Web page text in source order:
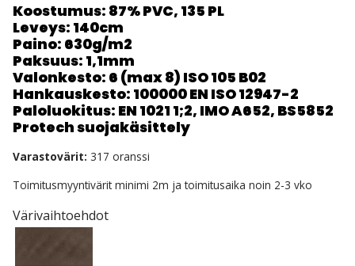
Koostumus: 87% PVC, 135 PL
Leveys: 140cm
Paino: 630g/m2
Paksuus: 1,1mm
Valonkesto: 6 (max 8) ISO 105 B02
Hankauskesto: 100000 EN ISO 12947-2
Paloluokitus: EN 1021 1;2, IMO A652, BS5852
Protech suojakäsittely
Varastovärit: 317 oranssi
Toimitusmyyntivärit minimi 2m ja toimitusaika noin 2-3 vko
Värivaihtoehdot